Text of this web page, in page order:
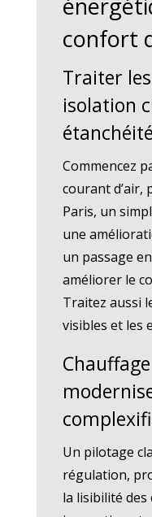
confort
Traiter
isolation
étanchéité
Commencez
courant d’air,
Paris, un
une
un passage
améliorer le
Traitez aussi
visibles et les
Un pilotage
régulation,
la lisibilité